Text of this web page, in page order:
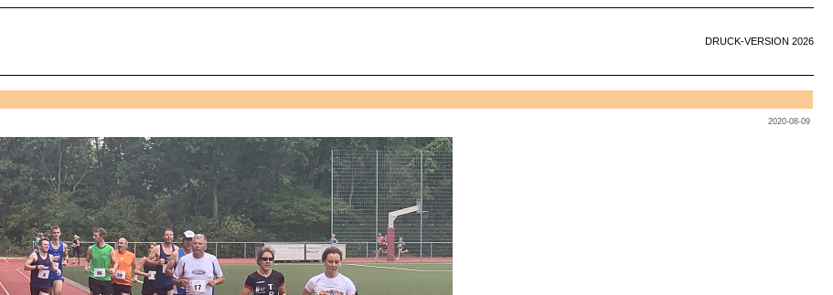
DRUCK-VERSION 2026
2020-08-09